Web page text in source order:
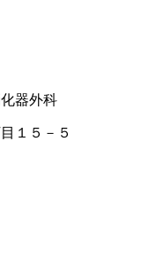
器外科
１５－５